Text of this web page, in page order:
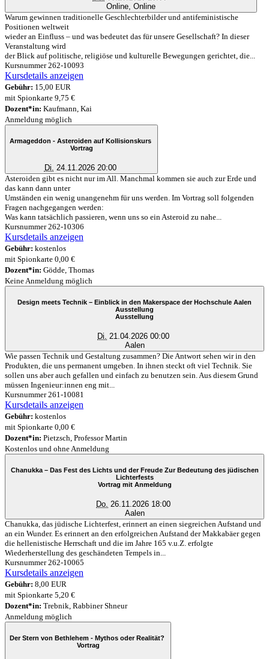
Online, Online
Warum gewinnen traditionelle Geschlechterbilder und antifeministische
Positionen weltweit
wieder an Einfluss – und was bedeutet das für unsere Gesellschaft? In dieser
Veranstaltung wird
der Blick auf politische, religiöse und kulturelle Bewegungen gerichtet, die...
Kursnummer 262-10093
Kursdetails anzeigen
Gebühr: 15,00 EUR
mit Spionkarte 9,75 €
Dozent*in: Kaufmann, Kai
Anmeldung möglich
Armageddon - Asteroiden auf Kollisionskurs
Vortrag
Di.
24.11.2026 20:00
Asteroiden gibt es nicht nur im All. Manchmal kommen sie auch zur Erde und
das kann dann unter
Umständen ein wenig unangenehm für uns werden. Im Vortrag soll folgenden
Fragen nachgegangen werden:
Was kann tatsächlich passieren, wenn uns so ein Asteroid zu nahe...
Kursnummer 262-10306
Kursdetails anzeigen
Gebühr: kostenlos
mit Spionkarte 0,00 €
Dozent*in: Gödde, Thomas
Keine Anmeldung möglich
Design meets Technik – Einblick in den Makerspace der Hochschule Aalen
Ausstellung
Ausstellung
Di.
21.04.2026 00:00
Aalen
Wie passen Technik und Gestaltung zusammen? Die Antwort sehen wir in den
Produkten, die uns permanent umgeben. In ihnen steckt oft viel Technik. Sie
sollen uns aber auch gefallen und einfach zu benutzen sein. Aus diesem Grund
müssen Ingenieur:innen eng mit...
Kursnummer 261-10081
Kursdetails anzeigen
Gebühr: kostenlos
mit Spionkarte 0,00 €
Dozent*in: Pietzsch, Professor Martin
Kostenlos und ohne Anmeldung
Chanukka – Das Fest des Lichts und der Freude Zur Bedeutung des jüdischen
Lichterfests
Vortrag mit Anmeldung
Do. 26.11.2026 18:00
Aalen
Chanukka, das jüdische Lichterfest, erinnert an einen siegreichen Aufstand und
an ein Wunder. Es erinnert an den erfolgreichen Aufstand der Makkabäer gegen
die hellenistische Herrschaft und die im Jahre 165 v.u.Z. erfolgte
Wiederherstellung des geschändeten Tempels in...
Kursnummer 262-10065
Kursdetails anzeigen
Gebühr: 8,00 EUR
mit Spionkarte 5,20 €
Dozent*in: Trebnik, Rabbiner Shneur
Anmeldung möglich
Der Stern von Bethlehem - Mythos oder Realität?
Vortrag